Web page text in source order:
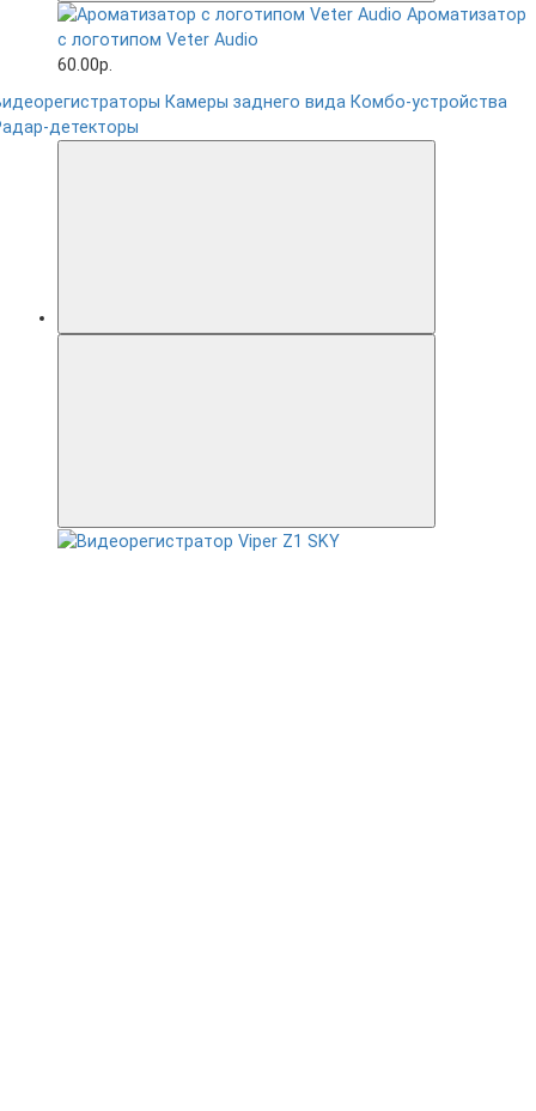
Ароматизатор
с логотипом Veter Audio
60.00р.
Камеры заднего вида Комбо-устройства
детекторы